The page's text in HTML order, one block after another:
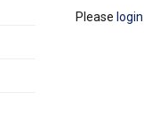
Please login